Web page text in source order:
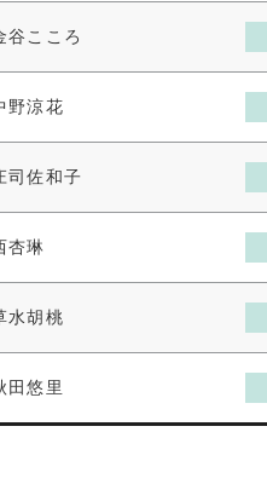
谷こころ
野涼花
司佐和子
杏琳
水胡桃
田悠里